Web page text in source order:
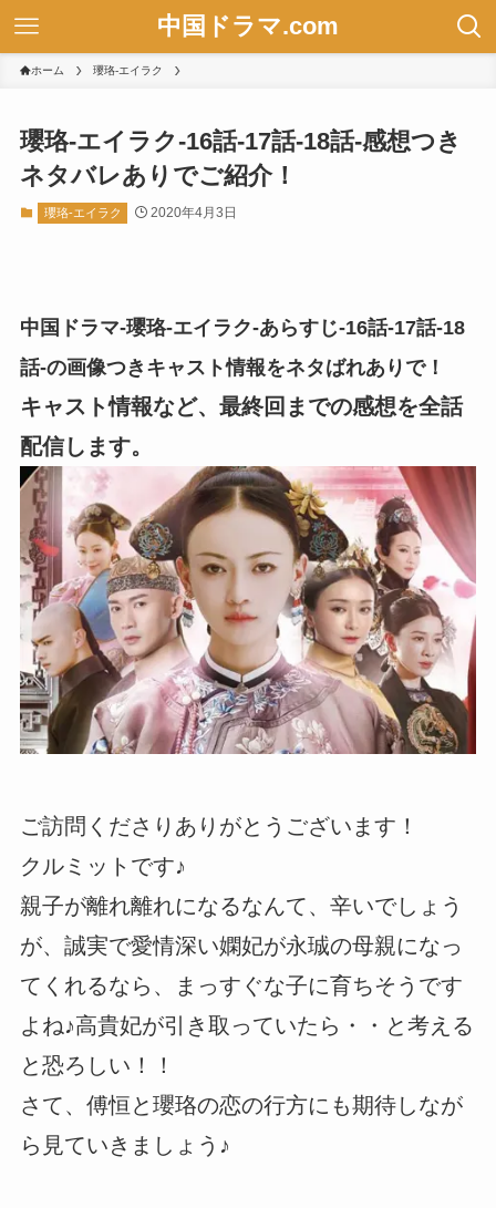
中国ドラマ.com
ホーム 瓔珞-エイラク
瓔珞-エイラク-16話-17話-18話-感想つき
ネタバレありでご紹介！
瓔珞-エイラク 2020年4月3日
中国ドラマ-瓔珞-エイラク-あらすじ-16話-17話-18
話-の画像つきキャスト情報をネタばれありで！
キャスト情報など、最終回までの感想を全話
配信します。
ご訪問くださりありがとうございます！
クルミットです♪
親子が離れ離れになるなんて、辛いでしょう
が、誠実で愛情深い嫻妃が永珹の母親になっ
てくれるなら、まっすぐな子に育ちそうです
よね♪高貴妃が引き取っていたら・・と考える
と恐ろしい！！
さて、傅恒と瓔珞の恋の行方にも期待しなが
ら見ていきましょう♪